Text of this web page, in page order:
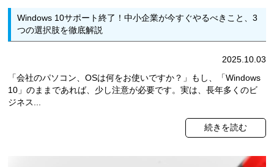
Windows 10サポート終了！中小企業が今すぐやるべきこと、3
つの選択肢を徹底解説
2025.10.03
「会社のパソコン、OSは何をお使いですか？」もし、「Windows
10」のままであれば、少し注意が必要です。実は、長年多くのビ
ジネス...
続きを読む